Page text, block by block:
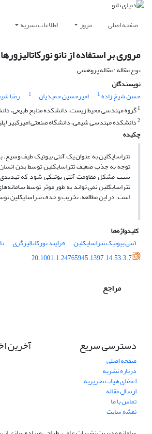
صفحه اصلی مرور اطلاعات نشریه
مروری بر استفاده از نانو
نوع مقاله : مقاله پژوهشی
نویسندگان
حسن شیخ زاده1 امیرحسین حمیدیان 1 رضا
1گروه مهندسی محیط زیست، دانشکده منابع طبیعی،
2دانشکده مهندسی شیمی، دانشگاه صنعتی امیرکبیر
چکیده
تتراسایکلین به عنوان یک آنتی بیوتیک طیف وسیع،
توجه به جذب ضعیف تتراسایکلین توسط بدن
سبب مشکل مقاومت آنتی یوتیکی شود که تهدیدی
تتراسایکلین نمی تواند به طور موثر توسط
است. در این مطالعه، تخریب و حذف تتراسایکلین
کلیدواژه‌ها
آنتی بیوتیک تتراسایکلین
فرایند نورکاتالیزگری
20.1001.1.24765945.1397.14.53.3.7
مراجع
دسترسی سریع
صفحه اصلی
درباره نشریه
اعضای هیات تحریریه
ارسال مقاله
تماس با ما
نقشه سایت
آخرین